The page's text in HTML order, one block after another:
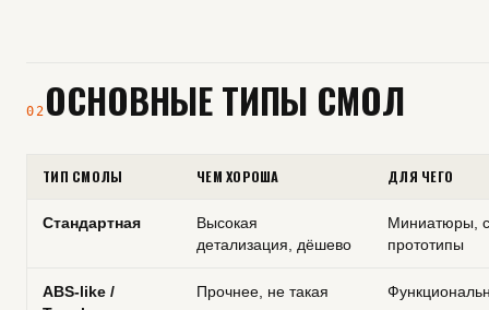
02 ОСНОВНЫЕ ТИПЫ СМОЛ
ТИП СМОЛЫ ЧЕМ ХОРОША ДЛЯ ЧЕГО
Стандартная
Высокая
детализация, дёшево
Миниатюры,
прототипы
ABS-like /
Прочнее, не такая